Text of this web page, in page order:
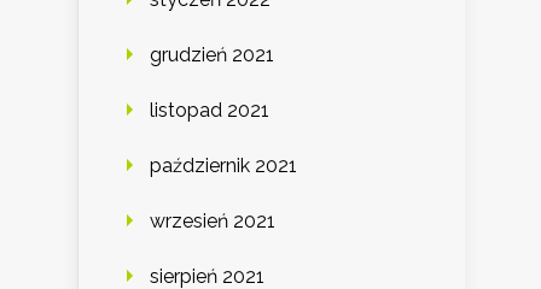
grudzień 2021
listopad 2021
październik 2021
wrzesień 2021
sierpień 2021